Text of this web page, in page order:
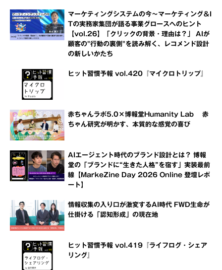
マーケティングシステムの今～マーケティング＆I
Tの実務家集団が語る事業グロースへのヒント
【vol.26】「クリックの背景・理由は？」 AIが
顧客の"行動の裏側"を読み解く、レコメンド設計
の新しいかたち
ヒット習慣予報 vol.420『マイクロトリップ』
赤ちゃんラボ5.0×博報堂Humanity Lab 赤
ちゃん研究が明かす、本質的な感覚の喜び
AIエージェント時代のブランド設計とは？ 博報
堂の「ブランドに“生きた人格”を宿す」実装最前
線【MarkeZine Day 2026 Online 登壇レポ
ート】
情報収集の入り口が激変するAI時代 FWD生命が
仕掛ける「認知形成」の現在地
ヒット習慣予報 vol.419『ライフログ・シェア
リング』